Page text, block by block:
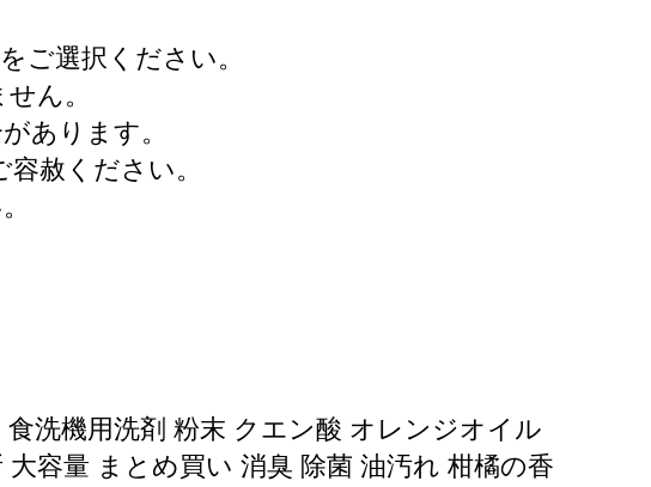
ご選択ください。
ん。
あります。
赦ください。
洗機用洗剤 粉末 クエン酸 オレンジオイル
容量 まとめ買い 消臭 除菌 油汚れ 柑橘の香